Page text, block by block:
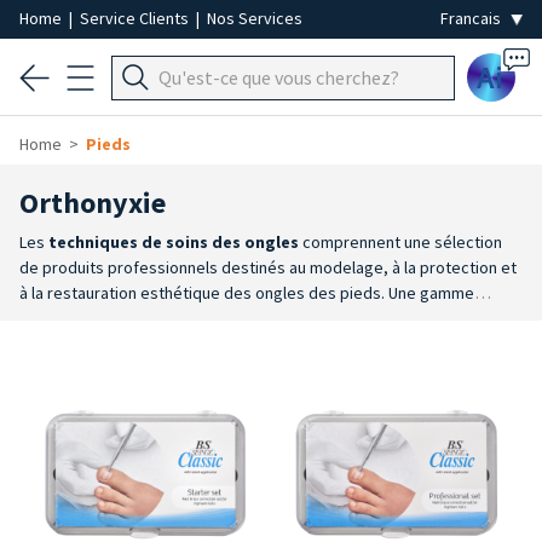
Home | Service Clients | Nos Services
Ai
Home Pieds
Orthonyxie
Les techniques de soins des ongles comprennent une sélection
de produits professionnels destinés au modelage, à la protection et
à la restauration esthétique des ongles des pieds. Une gamme
restaurer l'aspect de l'ongle, contribuant ainsi à obtenir un résultat
naturel, uniforme et résistant.
Techniques professionnelles
dédiées: la gamme comprend des gels, des résines, des
accessoires et des systèmes spécialement développés pour la
reconstruction esthétique des ongles des pieds. Des solutions